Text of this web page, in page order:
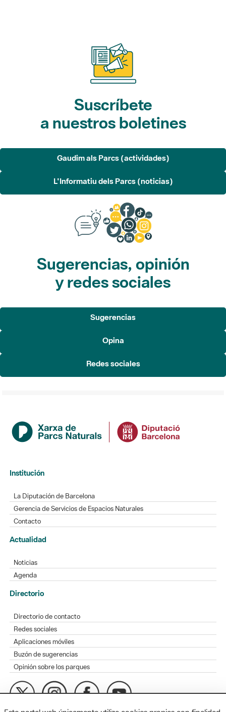
Suscríbete
a nuestros boletines
Gaudim als Parcs (actividades)
L'Informatiu dels Parcs (noticias)
Sugerencias, opinión
y redes sociales
Sugerencias
Opina
Redes sociales
Institución
La Diputación de Barcelona
Gerencia de Servicios de Espacios Naturales
Contacto
Actualidad
Noticias
Agenda
Directorio
Directorio de contacto
Redes sociales
Aplicaciones móviles
Buzón de sugerencias
Opinión sobre los parques